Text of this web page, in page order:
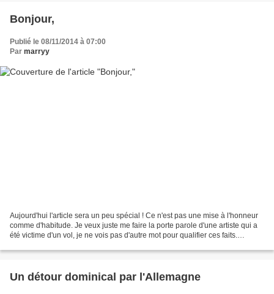
Bonjour,
Publié le 08/11/2014 à 07:00
Par marryy
Aujourd'hui l'article sera un peu spécial ! Ce n'est pas une mise à l'honneur
comme d'habitude. Je veux juste me faire la porte parole d'une artiste qui a
été victime d'un vol, je ne vois pas d'autre mot pour qualifier ces faits.
Un détour dominical par l'Allemagne